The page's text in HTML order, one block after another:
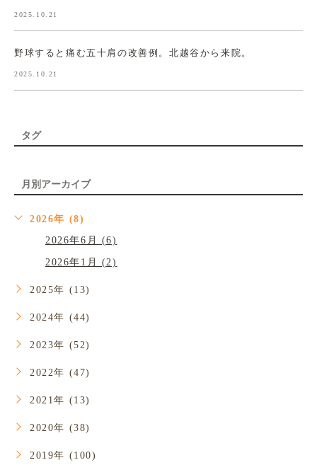
2025.10.21
野球すると痛む五十肩の改善例。北越谷から来院。
2025.10.21
タグ
月別アーカイブ
2026年 (8)
2026年6月 (6)
2026年1月 (2)
2025年 (13)
2024年 (44)
2023年 (52)
2022年 (47)
2021年 (13)
2020年 (38)
2019年 (100)